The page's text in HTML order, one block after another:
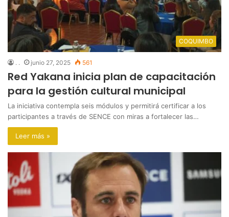
COQUIMBO
. . junio 27, 2025 561
Red Yakana inicia plan de capacitación
para la gestión cultural municipal
La iniciativa contempla seis módulos y permitirá certificar a los
participantes a través de SENCE con miras a fortalecer las…
Leer más »